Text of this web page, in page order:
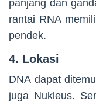
panjang dan
rantai RNA
pendek.
4. Lokasi
DNA dapat
juga Nukleus.